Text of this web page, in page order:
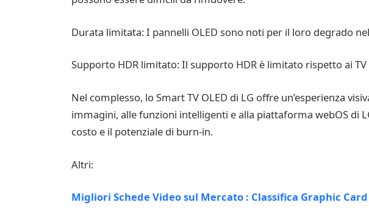
Durata limitata: I pannelli OLED sono noti per il loro degrado
Supporto HDR limitato: Il supporto HDR è limitato rispetto ai TV
Nel complesso, lo Smart TV OLED di LG offre un’esperienza
immagini, alle funzioni intelligenti e alla piattaforma webOS di
costo e il potenziale di burn-in.
Altri:
Migliori Schede Video sul Mercato : Classifica Graphic